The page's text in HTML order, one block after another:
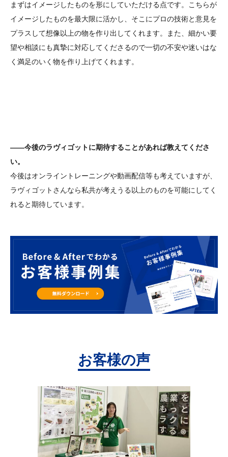
まずはイメージしたものを形にしていただける点です。こちらが
イメージしたものを最大限に活かし、そこにプロの技術と意見を
プラスして想像以上の物を作り出してくれます。また、細かい要
望や相談にも真摯に対応してくださるので一切の不安や迷いはな
く満足のいく物を作り上げてくれます。
――今後のラヴィゴットに期待することがあれば教えてくださ
い。
今後はオンライントレーニングや動画配信等も考えていますが、
ラヴィゴットさんなら私共が考えうる以上のものを可能にしてく
れると期待しています。
お客様の声